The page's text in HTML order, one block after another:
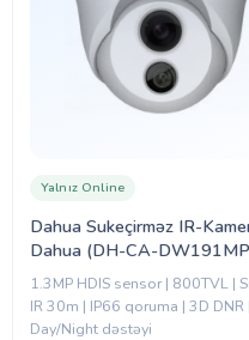
Dahua Sukeçirməz IR-
Dahua (DH-CA-
Yalnız Online
1.3MP HDIS sensor | 800TVL |
IR 30m | IP66 qoruma | 3D DNR |
Day/Night dəstəyi